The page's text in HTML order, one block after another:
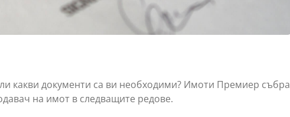
какви документи са ви необходими? Имоти Премиер събра
на имот в следващите редове.